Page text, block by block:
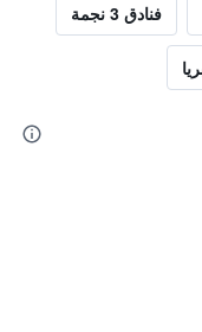
فنادق 3 نجمة